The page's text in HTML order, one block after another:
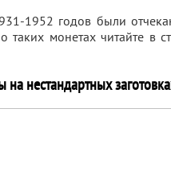
1952 годов были
монетах читайте в
на нестандартных